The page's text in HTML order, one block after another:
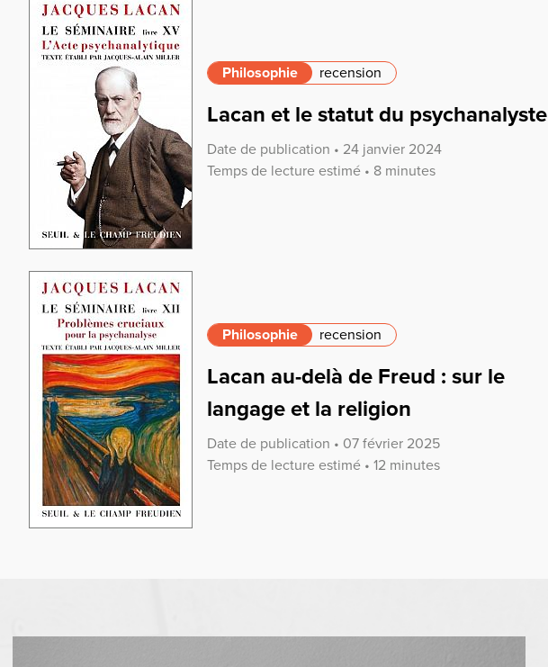
Philosophie recension
Lacan et le statut du psychanalyste
Date de publication • 24 janvier 2024
Temps de lecture estimé • 8 minutes
Philosophie recension
Lacan au-delà de Freud : sur le
langage et la religion
Date de publication • 07 février 2025
Temps de lecture estimé • 12 minutes